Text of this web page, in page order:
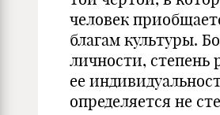
человек
благам культуры.
личности, степень
ее
определяется не